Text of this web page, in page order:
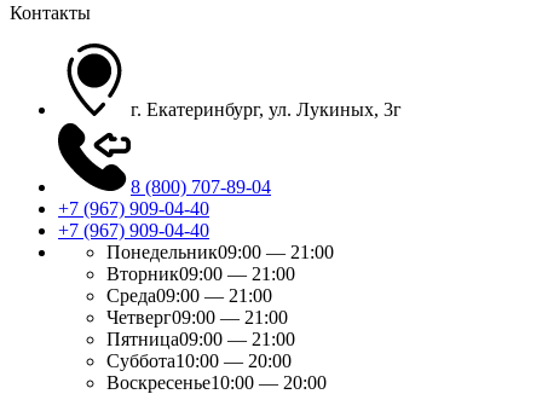
Контакты
г. Екатеринбург, ул. Лукиных, 3г
8 (800) 707-89-04
+7 (967) 909-04-40
+7 (967) 909-04-40
Понедельник09:00 — 21:00
Вторник09:00 — 21:00
Среда09:00 — 21:00
Четверг09:00 — 21:00
Пятница09:00 — 21:00
Суббота10:00 — 20:00
Воскресенье10:00 — 20:00